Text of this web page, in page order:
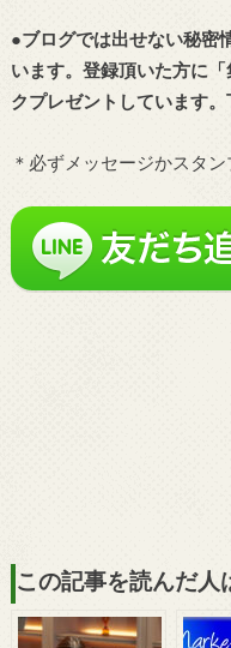
●ブログでは出せない秘密
います。登録頂いた方に
クプレゼントしています
＊必ずメッセージかスタ
この記事を読んだ